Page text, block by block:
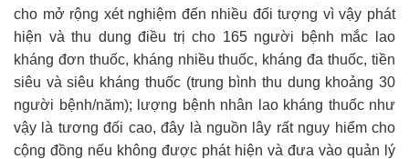
cho mở rộng xét nghiệm đến nhiều đối tượng vì vậy phát
hiện và thu dung điều trị cho 165 người bệnh mắc lao
kháng đơn thuốc, kháng nhiều thuốc, kháng đa thuốc, tiền
siêu và siêu kháng thuốc (trung bình thu dung khoảng 30
người bệnh/năm); lượng bệnh nhân lao kháng thuốc như
vậy là tương đối cao, đây là nguồn lây rất nguy hiểm cho
cộng đồng nếu không được phát hiện và đưa vào quản lý